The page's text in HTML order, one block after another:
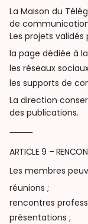
La Maison du
de
Les projets
la page dédiée à
les réseaux
les supports de
La direction
des publications.
⸻
ARTICLE 9 –
Les membres
réunions ;
rencontres
présentations ;